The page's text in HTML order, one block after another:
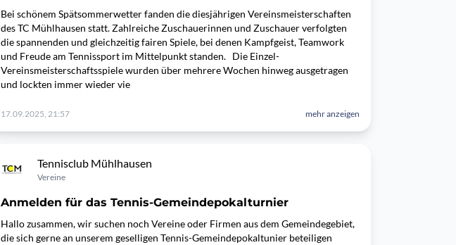
Bei schönem Spätsommerwetter fanden die diesjährigen Vereinsmeisterschaften
des TC Mühlhausen statt. Zahlreiche Zuschauerinnen und Zuschauer verfolgten
die spannenden und gleichzeitig fairen Spiele, bei denen Kampfgeist, Teamwork
und Freude am Tennissport im Mittelpunkt standen. Die Einzel-
Vereinsmeisterschaftsspiele wurden über mehrere Wochen hinweg ausgetragen
und lockten immer wieder vie
17.09.2025, 21:57 mehr anzeigen
Tennisclub Mühlhausen
Vereine
Anmelden für das Tennis-Gemeindepokalturnier
Hallo zusammen, wir suchen noch Vereine oder Firmen aus dem Gemeindegebiet,
die sich gerne an unserem geselligen Tennis-Gemeindepokaltunier beteiligen